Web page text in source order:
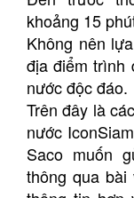
khoảng 15
Không nên
địa điểm trình
nước độc đáo.
Trên đây là
nước
Saco muốn
thông qua bài